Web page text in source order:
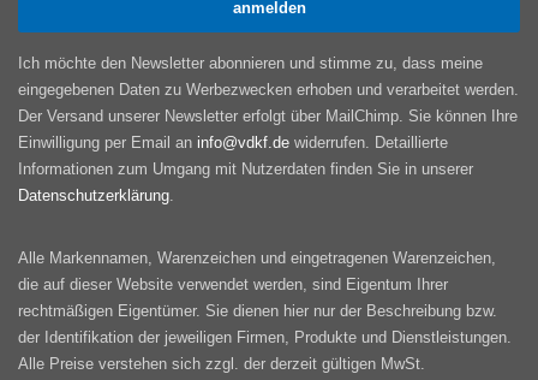
Ich möchte den Newsletter abonnieren und stimme zu, dass meine
eingegebenen Daten zu Werbezwecken erhoben und verarbeitet werden.
Der Versand unserer Newsletter erfolgt über MailChimp. Sie können Ihre
Einwilligung per Email an info@vdkf.de widerrufen. Detaillierte
Informationen zum Umgang mit Nutzerdaten finden Sie in unserer
Datenschutzerklärung
Alle Markennamen, Warenzeichen und eingetragenen Warenzeichen,
die auf dieser Website verwendet werden, sind Eigentum Ihrer
rechtmäßigen Eigentümer. Sie dienen hier nur der Beschreibung bzw.
der Identifikation der jeweiligen Firmen, Produkte und Dienstleistungen.
Alle Preise verstehen sich zzgl. der derzeit gültigen MwSt.